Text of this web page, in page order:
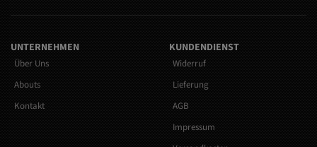
UNTERNEHMEN
Über Uns
Abouts
Kontakt
KUNDENDIENST
Widerruf
Lieferung
AGB
Impressum